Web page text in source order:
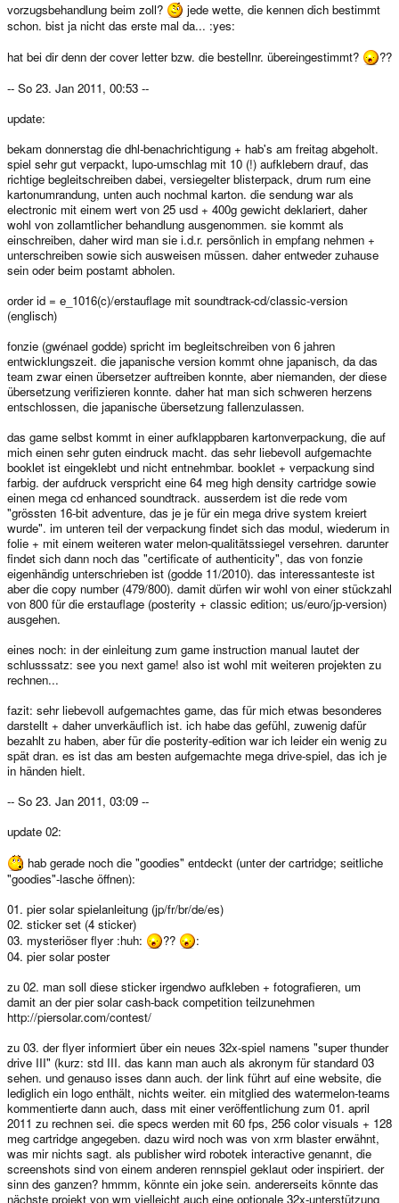
vorzugsbehandlung beim zoll?
jede wette, die kennen dich bestimmt
schon. bist ja nicht das erste mal da... :yes:
hat bei dir denn der cover letter bzw. die bestellnr. übereingestimmt?
??
-- So 23. Jan 2011, 00:53 --
update:
bekam donnerstag die dhl-benachrichtigung + hab's am freitag abgeholt.
spiel sehr gut verpackt, lupo-umschlag mit 10 (!) aufklebern drauf, das
richtige begleitschreiben dabei, versiegelter blisterpack, drum rum eine
kartonumrandung, unten auch nochmal karton. die sendung war als
electronic mit einem wert von 25 usd + 400g gewicht deklariert, daher
wohl von zollamtlicher behandlung ausgenommen. sie kommt als
einschreiben, daher wird man sie i.d.r. persönlich in empfang nehmen +
unterschreiben sowie sich ausweisen müssen. daher entweder zuhause
sein oder beim postamt abholen.
order id = e_1016(c)/erstauflage mit soundtrack-cd/classic-version
(englisch)
fonzie (gwénael godde) spricht im begleitschreiben von 6 jahren
entwicklungszeit. die japanische version kommt ohne japanisch, da das
team zwar einen übersetzer auftreiben konnte, aber niemanden, der diese
übersetzung verifizieren konnte. daher hat man sich schweren herzens
entschlossen, die japanische übersetzung fallenzulassen.
das game selbst kommt in einer aufklappbaren kartonverpackung, die auf
mich einen sehr guten eindruck macht. das sehr liebevoll aufgemachte
booklet ist eingeklebt und nicht entnehmbar. booklet + verpackung sind
farbig. der aufdruck verspricht eine 64 meg high density cartridge sowie
einen mega cd enhanced soundtrack. ausserdem ist die rede vom
"grössten 16-bit adventure, das je je für ein mega drive system kreiert
wurde". im unteren teil der verpackung findet sich das modul, wiederum in
folie + mit einem weiteren water melon-qualitätssiegel versehren. darunter
findet sich dann noch das "certificate of authenticity", das von fonzie
eigenhändig unterschrieben ist (godde 11/2010). das interessanteste ist
aber die copy number (479/800). damit dürfen wir wohl von einer stückzahl
von 800 für die erstauflage (posterity + classic edition; us/euro/jp-version)
ausgehen.
eines noch: in der einleitung zum game instruction manual lautet der
schlusssatz: see you next game! also ist wohl mit weiteren projekten zu
rechnen...
fazit: sehr liebevoll aufgemachtes game, das für mich etwas besonderes
darstellt + daher unverkäuflich ist. ich habe das gefühl, zuwenig dafür
bezahlt zu haben, aber für die posterity-edition war ich leider ein wenig zu
spät dran. es ist das am besten aufgemachte mega drive-spiel, das ich je
in händen hielt.
-- So 23. Jan 2011, 03:09 --
update 02:
hab gerade noch die "goodies" entdeckt (unter der cartridge; seitliche
"goodies"-lasche öffnen):
01. pier solar spielanleitung (jp/fr/br/de/es)
02. sticker set (4 sticker)
03. mysteriöser flyer :huh:
??
:
04. pier solar poster
zu 02. man soll diese sticker irgendwo aufkleben + fotografieren, um
damit an der pier solar cash-back competition teilzunehmen
http://piersolar.com/contest/
zu 03. der flyer informiert über ein neues 32x-spiel namens "super thunder
drive III" (kurz: std III. das kann man auch als akronym für standard 03
sehen. und genauso isses dann auch. der link führt auf eine website, die
lediglich ein logo enthält, nichts weiter. ein mitglied des watermelon-teams
kommentierte dann auch, dass mit einer veröffentlichung zum 01. april
2011 zu rechnen sei. die specs werden mit 60 fps, 256 color visuals + 128
meg cartridge angegeben. dazu wird noch was von xrm blaster erwähnt,
was mir nichts sagt. als publisher wird robotek interactive genannt, die
screenshots sind von einem anderen rennspiel geklaut oder inspiriert. der
sinn des ganzen? hmmm, könnte ein joke sein. andererseits könnte das
nächste projekt von wm vielleicht auch eine optionale 32x-unterstützung